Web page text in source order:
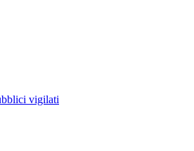
vigilati